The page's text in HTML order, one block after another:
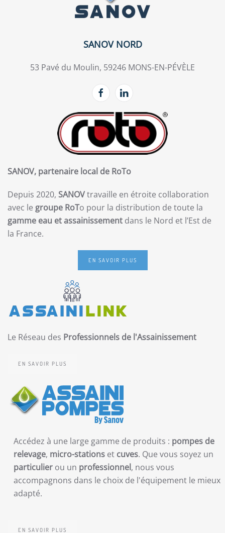
SANOV NORD
53 Pavé du Moulin, 59246 MONS-EN-PÉVÈLE
SANOV, partenaire local de RoTo
Depuis 2020, SANOVtravaille en étroite collaboration
avec le groupe RoTo pour la distribution de toute la
gamme eau et assainissement dans le Nord et l’Est de
la France.
EN SAVOIR PLUS
Le Réseau des Professionnels de l'Assainissement
EN SAVOIR PLUS
Accédez à une large gamme de produits : pompes de
relevage, micro-stations et cuves. Que vous soyez un
particulier ou un professionnel, nous vous
accompagnons dans le choix de l'équipement le mieux
adapté.
EN SAVOIR PLUS